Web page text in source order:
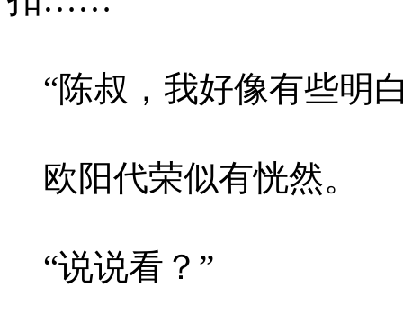
“陈叔，我好像有些明
欧阳代荣似有恍然。
“说说看？”